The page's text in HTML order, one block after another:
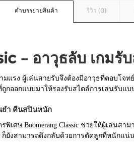
คำบรรยายสินค้า รีวิว (0)
– อาวุธลับ เกมรั
มแรง ผู้เล่นสายรับจึงต้องมีอาวุธที่ตอบโ
กออกแบบมาให้รองรับสไตล์การเล่นรับแบ
ยำ คืนสปินหนัก
พิเศษ Boomerang Classic ช่วยให้ผู้เล่น
ยังสามารถดึงกลับด้วยการตัดลูกที่หนักแ